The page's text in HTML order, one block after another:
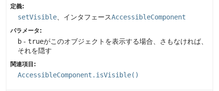
定義:
setVisible 、インタフェースAccessibleComponent
パラメータ:
b - trueがこのオブジェクトを表示する場合、さもなければ、
それを隠す
関連項目:
AccessibleComponent.isVisible()